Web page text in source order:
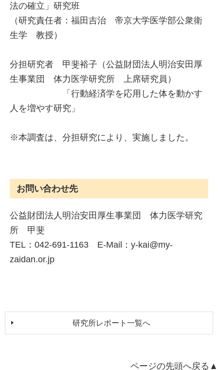
法の確立」研究班
（研究責任者：福田吉治 帝京大学医学部公衆衛
生学 教授）
分担研究者 甲斐裕子（公益財団法人明治安田厚
生事業団 体力医学研究所 上席研究員）
「行動経済学を応用した体を動かす
人を増やす研究」
※本調査は、分担研究により、実施しました。
お問い合わせ先
公益財団法人明治安田厚生事業団 体力医学研究
所 甲斐
TEL：042-691-1163 E-Mail：y-kai@my-
zaidan.or.jp
研究所レポート一覧へ
ページの先頭へ戻る▲